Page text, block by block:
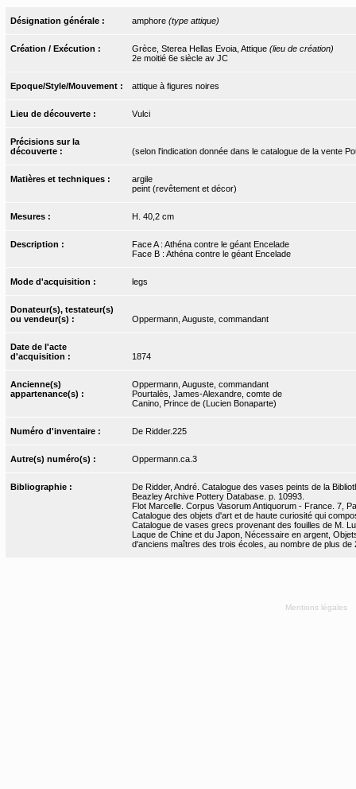
Désignation générale : amphore (type attique)
Création / Exécution : Grèce, Sterea Hellas Evoia, Attique (lieu de création)
2e moitié 6e siècle av JC
Epoque/Style/Mouvement : attique à figures noires
Lieu de découverte : Vulci
Précisions sur la
découverte :
(selon l'indication donnée dans le catalogue de la vente
Matières et techniques :
argile
peint (revêtement et décor)
Mesures : H. 40,2 cm
Description :
Face A : Athéna contre le géant Encelade
Face B : Athéna contre le géant Encelade
Mode d'acquisition : legs
Donateur(s), testateur(s)
ou vendeur(s) :
Oppermann, Auguste, commandant
Date de l'acte
d'acquisition :
1874
Ancienne(s)
appartenance(s) :
Oppermann, Auguste, commandant
Pourtalès, James-Alexandre, comte de
Canino, Prince de (Lucien Bonaparte)
Numéro d'inventaire : De Ridder.225
Autre(s) numéro(s) : Oppermann.ca.3
Bibliographie :
De Ridder, André. Catalogue des vases peints de la
Beazley Archive Pottery Database. p. 10993.
Flot Marcelle. Corpus Vasorum Antiquorum - France. 7,
Catalogue des objets d'art et de haute curiosité qui
Catalogue de vases grecs provenant des fouilles de M.
Laque de Chine et du Japon, Nécessaire en argent,
d'anciens maîtres des trois écoles, au nombre de plus
Mentions légales